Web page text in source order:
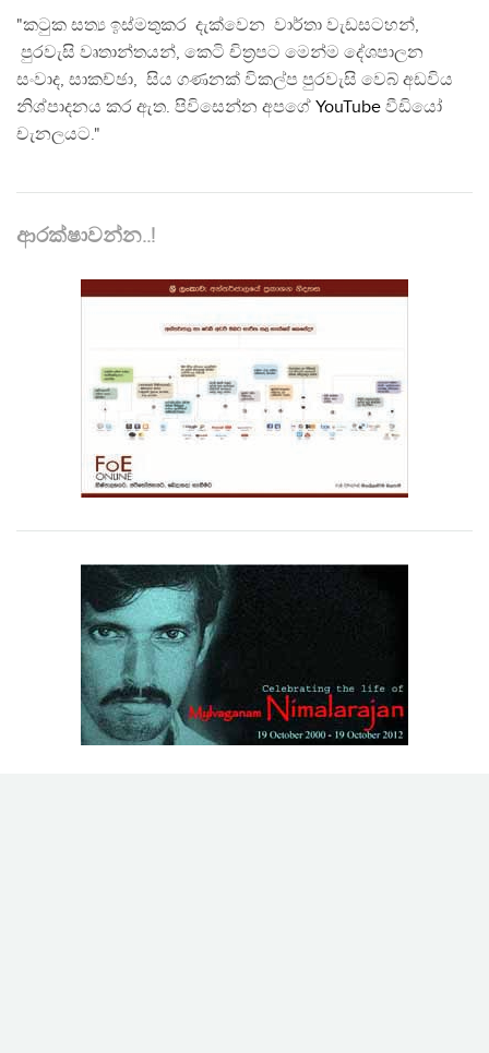
"කටුක සත්‍ය ඉස්මතුකර දැක්වෙන වාර්තා වැඩසටහන්,
පුරවැසි වෘතාන්තයන්, කෙටි චිත්‍රපට මෙන්ම දේශපාලන
සංවාද, සාකච්ඡා, සිය ගණනක් විකල්ප පුරවැසි වෙබ් අඩවිය
නිශ්පාදනය කර ඇත. පිවිසෙන්න අපගේ YouTube වීඩියෝ
චැනලයට."
ආරක්ෂාවන්න..!